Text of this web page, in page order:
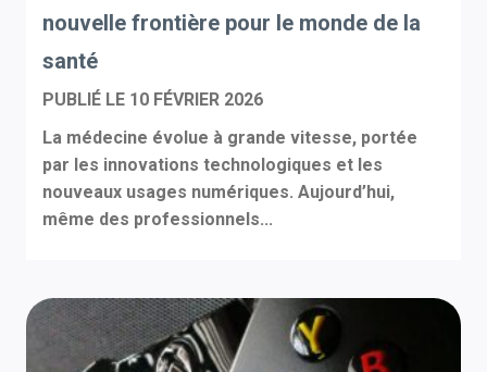
nouvelle frontière pour le monde de la
santé
PUBLIÉ LE 10 FÉVRIER 2026
La médecine évolue à grande vitesse, portée
par les innovations technologiques et les
nouveaux usages numériques. Aujourd’hui,
même des professionnels...